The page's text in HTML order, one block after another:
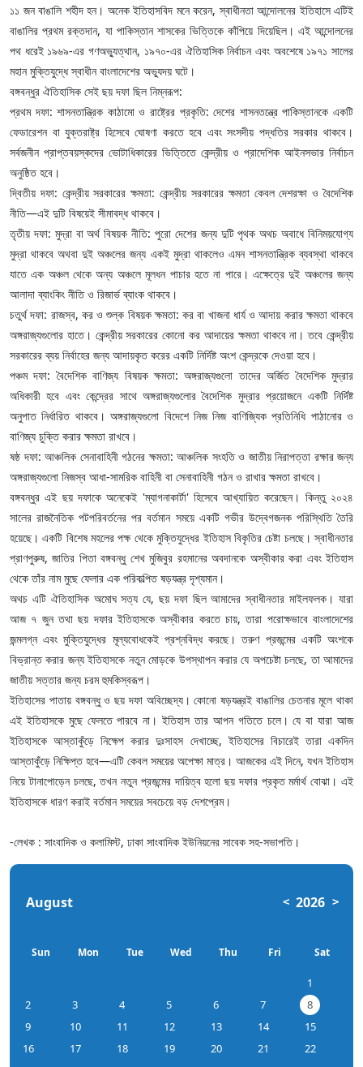
১১ জন বাঙালি শহীদ হন। অনেক ইতিহাসবিদ মনে করেন, স্বাধীনতা আন্দোলনের ইতিহাসে এটিই
বাঙালির প্রথম রক্তদান, যা পাকিস্তান শাসকের ভিত্তিকে কাঁপিয়ে দিয়েছিল। এই আন্দোলনের
পথ ধরেই ১৯৬৯-এর গণঅভ্যুত্থান, ১৯৭০-এর ঐতিহাসিক নির্বাচন এবং অবশেষে ১৯৭১ সালের
মহান মুক্তিযুদ্ধে স্বাধীন বাংলাদেশের অভ্যুদয় ঘটে।
​বঙ্গবন্ধুর ঐতিহাসিক সেই ছয় দফা ছিল নিম্নরূপ:
​প্রথম দফা: শাসনতান্ত্রিক কাঠামো ও রাষ্ট্রের প্রকৃতি: দেশের শাসনতন্ত্রে পাকিস্তানকে একটি
ফেডারেশন বা যুক্তরাষ্ট্র হিসেবে ঘোষণা করতে হবে এবং সংসদীয় পদ্ধতির সরকার থাকবে।
সর্বজনীন প্রাপ্তবয়স্কদের ভোটাধিকারের ভিত্তিতে কেন্দ্রীয় ও প্রাদেশিক আইনসভার নির্বাচন
অনুষ্ঠিত হবে।
​দ্বিতীয় দফা: কেন্দ্রীয় সরকারের ক্ষমতা: কেন্দ্রীয় সরকারের ক্ষমতা কেবল দেশরক্ষা ও বৈদেশিক
নীতি—এই দুটি বিষয়েই সীমাবদ্ধ থাকবে।
​তৃতীয় দফা: মুদ্রা বা অর্থ বিষয়ক নীতি: পুরো দেশের জন্য দুটি পৃথক অথচ অবাধে বিনিময়যোগ্য
মুদ্রা থাকবে অথবা দুই অঞ্চলের জন্য একই মুদ্রা থাকলেও এমন শাসনতান্ত্রিক ব্যবস্থা থাকবে
যাতে এক অঞ্চল থেকে অন্য অঞ্চলে মূলধন পাচার হতে না পারে। এক্ষেত্রে দুই অঞ্চলের জন্য
আলাদা ব্যাংকিং নীতি ও রিজার্ভ ব্যাংক থাকবে।
​চতুর্থ দফা: রাজস্ব, কর ও শুল্ক বিষয়ক ক্ষমতা: কর বা খাজনা ধার্য ও আদায় করার ক্ষমতা থাকবে
অঙ্গরাজ্যগুলোর হাতে। কেন্দ্রীয় সরকারের কোনো কর আদায়ের ক্ষমতা থাকবে না। তবে কেন্দ্রীয়
সরকারের ব্যয় নির্বাহের জন্য আদায়কৃত করের একটি নির্দিষ্ট অংশ কেন্দ্রকে দেওয়া হবে।
​পঞ্চম দফা: বৈদেশিক বাণিজ্য বিষয়ক ক্ষমতা: অঙ্গরাজ্যগুলো তাদের অর্জিত বৈদেশিক মুদ্রার
অধিকারী হবে এবং কেন্দ্রের সাথে অঙ্গরাজ্যগুলোর বৈদেশিক মুদ্রার প্রয়োজনে একটি নির্দিষ্ট
অনুপাত নির্ধারিত থাকবে। অঙ্গরাজ্যগুলো বিদেশে নিজ নিজ বাণিজ্যিক প্রতিনিধি পাঠানোর ও
বাণিজ্য চুক্তি করার ক্ষমতা রাখবে।
​ষষ্ঠ দফা: আঞ্চলিক সেনাবাহিনী গঠনের ক্ষমতা: আঞ্চলিক সংহতি ও জাতীয় নিরাপত্তা রক্ষার জন্য
অঙ্গরাজ্যগুলো নিজস্ব আধা-সামরিক বাহিনী বা সেনাবাহিনী গঠন ও রাখার ক্ষমতা রাখবে।
​বঙ্গবন্ধুর এই ছয় দফাকে অনেকেই 'ম্যাগনাকার্টা' হিসেবে আখ্যায়িত করেছেন। কিন্তু ২০২৪
সালের রাজনৈতিক পটপরিবর্তনের পর বর্তমান সময়ে একটি গভীর উদ্বেগজনক পরিস্থিতি তৈরি
হয়েছে। একটি বিশেষ মহলের পক্ষ থেকে মুক্তিযুদ্ধের ইতিহাস বিকৃতির চেষ্টা চলছে। স্বাধীনতার
প্রাণপুরুষ, জাতির পিতা বঙ্গবন্ধু শেখ মুজিবুর রহমানের অবদানকে অস্বীকার করা এবং ইতিহাস
থেকে তাঁর নাম মুছে ফেলার এক পরিকল্পিত ষড়যন্ত্র দৃশ্যমান।
​অথচ এটি ঐতিহাসিক অমোঘ সত্য যে, ছয় দফা ছিল আমাদের স্বাধীনতার মাইলফলক। যারা
আজ ৭ জুন তথা ছয় দফার ইতিহাসকে অস্বীকার করতে চায়, তারা পরোক্ষভাবে বাংলাদেশের
জন্মলগ্ন এবং মুক্তিযুদ্ধের মূল্যবোধকেই প্রশ্নবিদ্ধ করছে। তরুণ প্রজন্মের একটি অংশকে
বিভ্রান্ত করার জন্য ইতিহাসকে নতুন মোড়কে উপস্থাপন করার যে অপচেষ্টা চলছে, তা আমাদের
জাতীয় সত্তার জন্য চরম হুমকিস্বরূপ।
​ইতিহাসের পাতায় বঙ্গবন্ধু ও ছয় দফা অবিচ্ছেদ্য। কোনো ষড়যন্ত্রই বাঙালির চেতনার মূলে থাকা
এই ইতিহাসকে মুছে ফেলতে পারবে না। ইতিহাস তার আপন গতিতে চলে। যে বা যারা আজ
ইতিহাসকে আস্তাকুঁড়ে নিক্ষেপ করার দুঃসাহস দেখাচ্ছে, ইতিহাসের বিচারেই তারা একদিন
আস্তাকুঁড়ে নিক্ষিপ্ত হবে—এটি কেবল সময়ের অপেক্ষা মাত্র। আজকের এই দিনে, যখন ইতিহাস
নিয়ে টানাপোড়েন চলছে, তখন নতুন প্রজন্মের দায়িত্ব হলো ছয় দফার প্রকৃত মর্মার্থ বোঝা। এই
ইতিহাসকে ধারণ করাই বর্তমান সময়ের সবচেয়ে বড় দেশপ্রেম।
-লেখক : সাংবাদিক ও কলামিস্ট, ঢাকা সাংবাদিক ইউনিয়নের সাবেক সহ-সভাপতি।
August < 2026 >
Sun Mon Tue Wed Thu Fri Sat
1
2
3 4 5 6 7
8
9
10 11 12 13 14
15
16
17 18 19 20 21
22